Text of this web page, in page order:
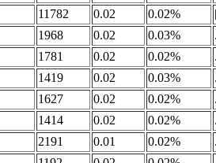
11782 0.02 0.02%
1968 0.02 0.03%
1781 0.02 0.02%
1419 0.02 0.03%
1627 0.02 0.02%
1414 0.02 0.02%
2191 0.01 0.02%